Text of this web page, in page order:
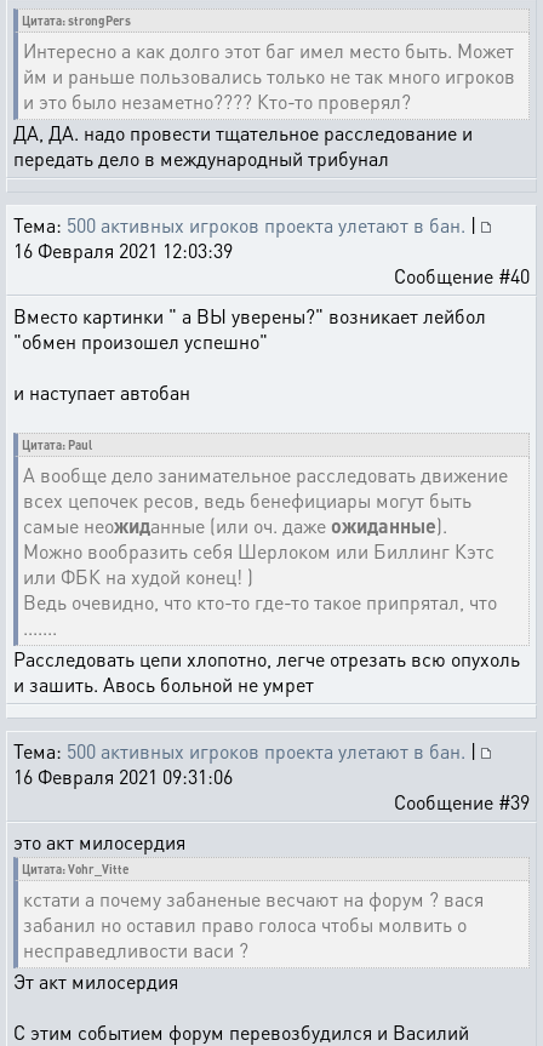
Цитата: strongPers
Интересно а как долго этот баг имел место быть. Может
йм и раньше пользовались только не так много игроков
и это было незаметно???? Кто-то проверял?
ДА, ДА. надо провести тщательное расследование и
передать дело в международный трибунал
Тема: 500 активных игроков проекта улетают в бан. |
16 Февраля 2021 12:03:39
Сообщение #40
Вместо картинки " а ВЫ уверены?" возникает лейбол
"обмен произошел успешно"
и наступает автобан
Цитата: Paul
А вообще дело занимательное расследовать движение
всех цепочек ресов, ведь бенефициары могут быть
самые неожиданные (или оч. даже ожиданные).
Можно вообразить себя Шерлоком или Биллинг Кэтс
или ФБК на худой конец! )
Ведь очевидно, что кто-то где-то такое припрятал, что
.......
Расследовать цепи хлопотно, легче отрезать всю опухоль
и зашить. Авось больной не умрет
Тема: 500 активных игроков проекта улетают в бан. |
16 Февраля 2021 09:31:06
Сообщение #39
это акт милосердия
Цитата: Vohr_Vitte
кстати а почему забаненые весчают на форум ? вася
забанил но оставил право голоса чтобы молвить о
несправедливости васи ?
Эт акт милосердия
С этим событием форум перевозбудился и Василий